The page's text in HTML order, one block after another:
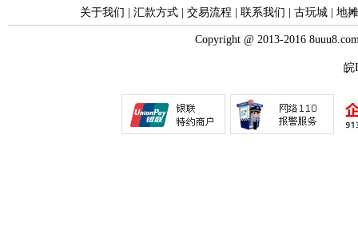
关于我们 |汇款方式 |交易流程 |联系我们 |古玩城 |地
Copyright @ 2013-2016
皖